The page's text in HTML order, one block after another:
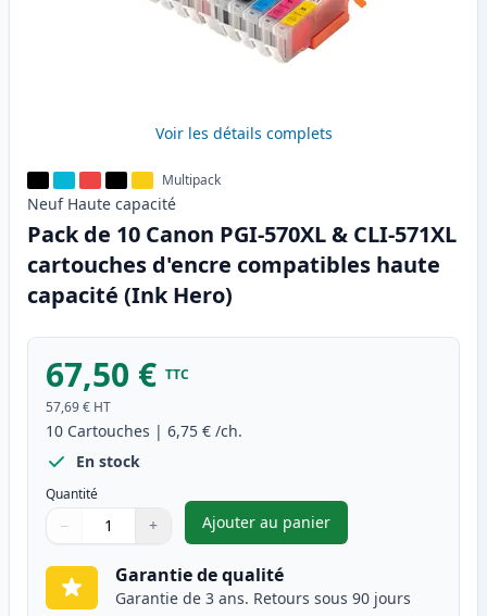
Voir les détails complets
Multipack
Neuf Haute capacité
Pack de 10 Canon PGI-570XL & CLI-571XL
cartouches d'encre compatibles haute
capacité (Ink Hero)
67,50 € TTC
57,69 € HT
10 Cartouches | 6,75 € /ch.
En stock
Quantité
Quantité
Utilisez les boutons pour ajuster
− +
Quantité
Ajouter au panier
,Pack de 10 Canon PGI-
Garantie de qualité
Garantie de 3 ans. Retours sous 90 jours